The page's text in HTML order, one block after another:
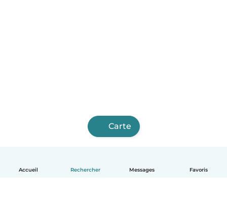
Accueil Rechercher Messages Favoris
Carte